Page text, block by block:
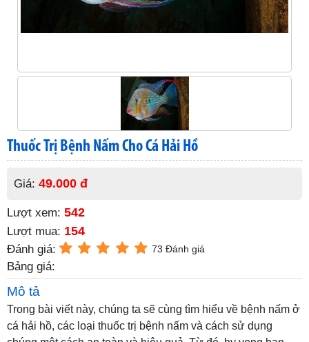
Thuốc Trị Bệnh Nấm Cho Cá Hải Hồ
Giá: 49.000 đ
Lượt xem: 542
Lượt mua: 154
Đánh giá: 73 Đánh giá
Bảng giá:
Mô tả
Trong bài viết này, chúng ta sẽ cùng tìm hiểu về bệnh nấm ở
cá hải hồ, các loại thuốc trị bệnh nấm và cách sử dụng